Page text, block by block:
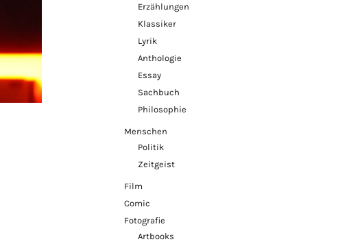
Erzählungen
Klassiker
Lyrik
Anthologie
Essay
Sachbuch
Philosophie
Menschen
Politik
Zeitgeist
Film
Comic
Fotografie
Artbooks